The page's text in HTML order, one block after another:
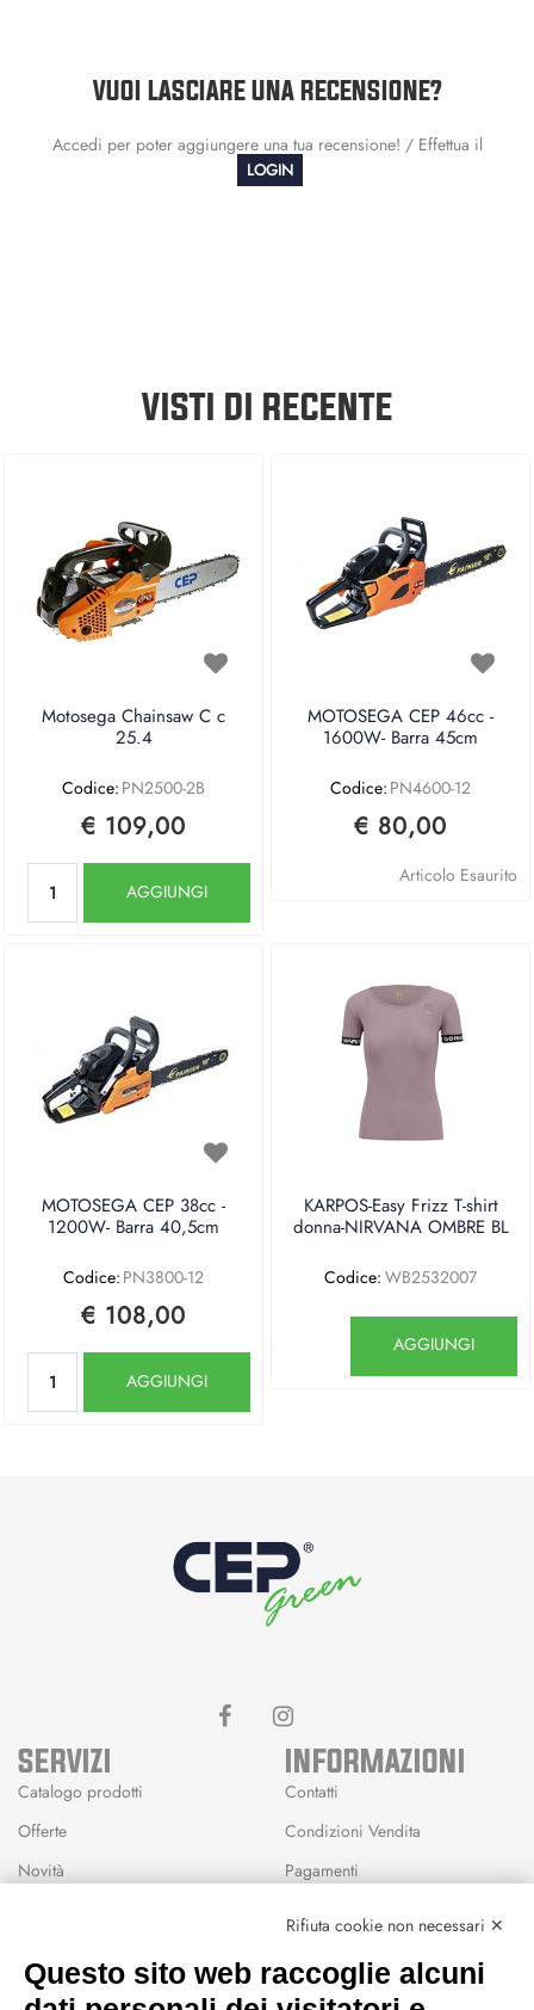
VUOI LASCIARE UNA RECENSIONE?
Accedi per poter aggiungere una tua recensione! / Effettua il
LOGIN
VISTI DI RECENTE
Motosega Chainsaw C c
25.4
Codice: PN2500-2B
€ 109,00
AGGIUNGI
MOTOSEGA CEP 46cc -
1600W- Barra 45cm
Codice: PN4600-12
€ 80,00
Articolo Esaurito
MOTOSEGA CEP 38cc -
1200W- Barra 40,5cm
Codice: PN3800-12
€ 108,00
AGGIUNGI
KARPOS-Easy Frizz T-shirt
donna-NIRVANA OMBRE BL
Codice: WB2532007
AGGIUNGI
SERVIZI
Catalogo prodotti
Offerte
Novità
Wishlist
INFORMAZIONI
Contatti
Condizioni Vendita
Pagamenti
Rifiuta cookie non necessari ✕
Questo sito web raccoglie alcuni